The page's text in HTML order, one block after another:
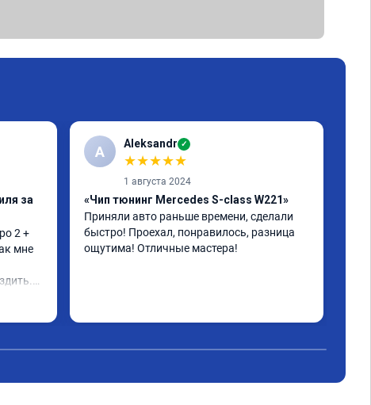
за
2 +
мне
A Aleksandr ✓
★★★★★
1 августа 2024
«Чип тюнинг Mercedes S-class W221»
Приняли авто раньше времени, сделали
быстро! Проехал, понравилось, разница
ощутима! Отличные мастера!